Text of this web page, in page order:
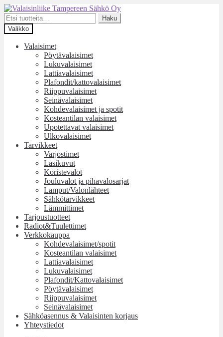
Siirry
navigointiin
Siirry
sisältöön
Etsi:
Haku
Valikko
Valaisimet
Pöytävalaisimet
Lukuvalaisimet
Lattiavalaisimet
Plafondit/kattovalaisimet
Riippuvalaisimet
Seinävalaisimet
Kohdevalaisimet ja spotit
Kosteantilan valaisimet
Upotettavat valaisimet
Ulkovalaisimet
Tarvikkeet
Varjostimet
Lasikuvut
Koristevalot
Jouluvalot ja pihavalosarjat
Lamput/Valonlähteet
Sähkötarvikkeet
Lämmittimet
Tarjoustuotteet
Radiot&Tuulettimet
Verkkokauppa
Kohdevalaisimet/spotit
Kosteantilan valaisimet
Lattiavalaisimet
Lukuvalaisimet
Plafondit/Kattovalaisimet
Pöytävalaisimet
Riippuvalaisimet
Seinävalaisimet
Sähköasennus & Valaisinten korjaus
Yhteystiedot